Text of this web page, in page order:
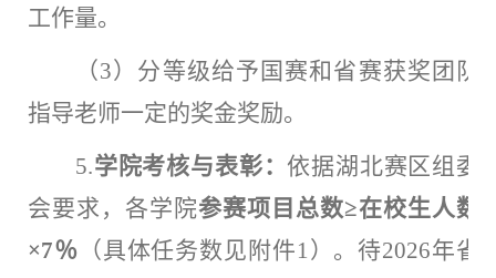
工作量。
（3）分等级给予国赛和省赛获奖团队
指导老师一定的奖金奖励。
5.学院考核与表彰： 依据湖北赛区组委
会要求，各学院参赛项目总数≥在校生人数
×7％ （具体任务数见附件1）。待2026年省